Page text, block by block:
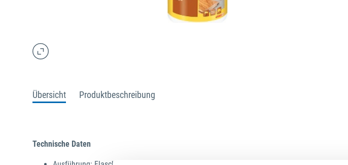
Übersicht Produktbeschreibung
Technische Daten